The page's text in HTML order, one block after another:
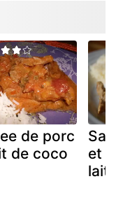
de porc
de coco
et
lait